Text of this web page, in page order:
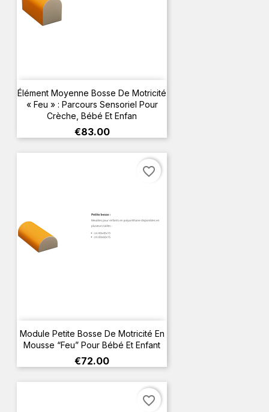
Élément Moyenne Bosse De Motricité
« Feu » : Parcours Sensoriel Pour
Crèche, Bébé Et Enfan
Price
€83.00
Module Petite Bosse De Motricité En
Mousse “Feu” Pour Bébé Et Enfant
Price
€72.00
favorite_border
favorite_border